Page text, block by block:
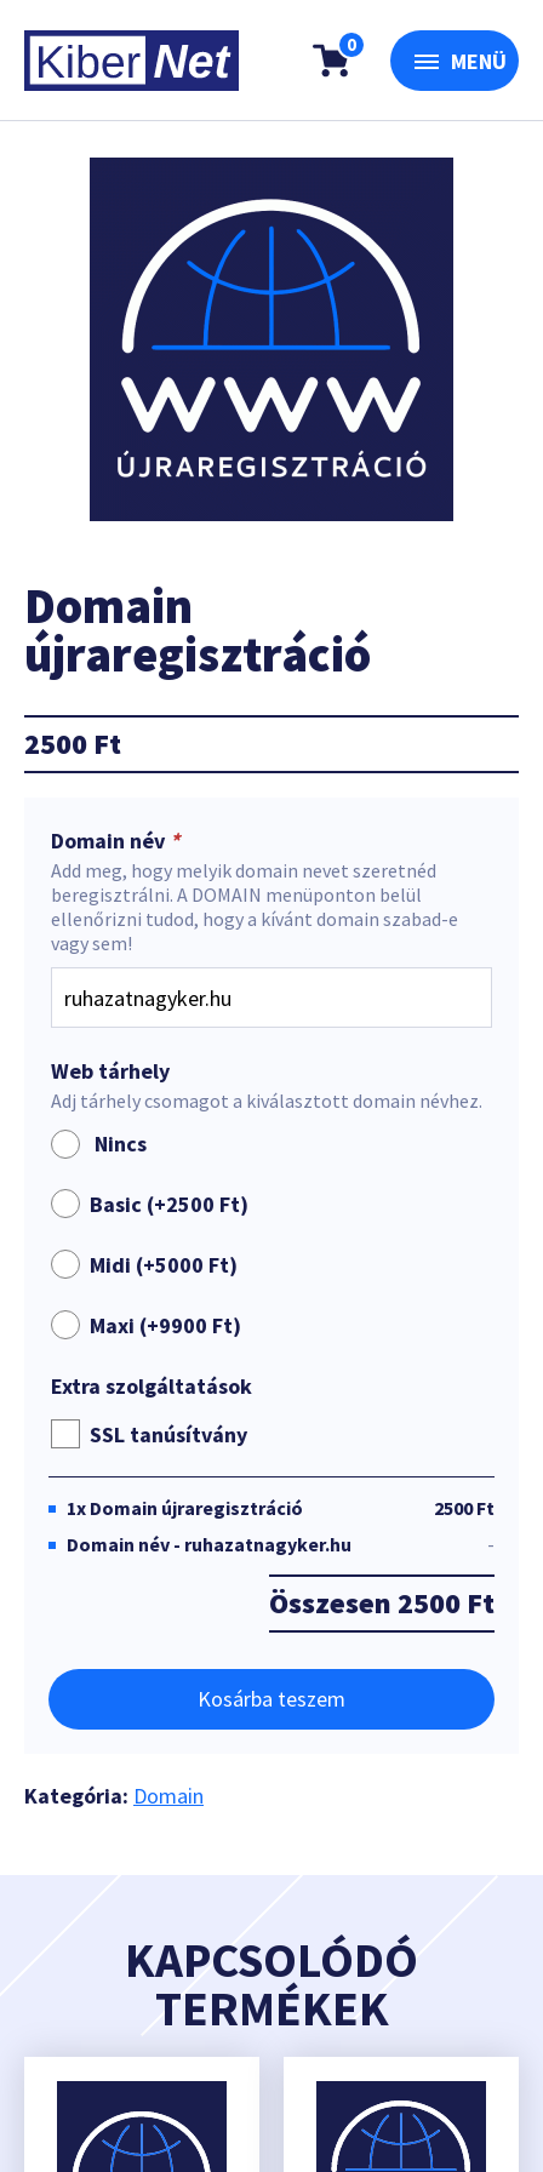
0
MENÜ
Domain
újraregisztráció
2500 Ft
Domain név *
Add meg, hogy melyik domain nevet szeretnéd
beregisztrálni. A DOMAIN menüponton belül
ellenőrizni tudod, hogy a kívánt domain szabad-e
vagy sem!
Web tárhely
Adj tárhely csomagot a kiválasztott domain névhez.
Nincs
Basic (+2500 Ft)
Midi (+5000 Ft)
Maxi (+9900 Ft)
Extra szolgáltatások
SSL tanúsítvány
1x Domain újraregisztráció
2500 Ft
Domain név - ruhazatnagyker.hu
-
Összesen 2500 Ft
Kosárba teszem
Kategória: Domain
KAPCSOLÓDÓ
TERMÉKEK